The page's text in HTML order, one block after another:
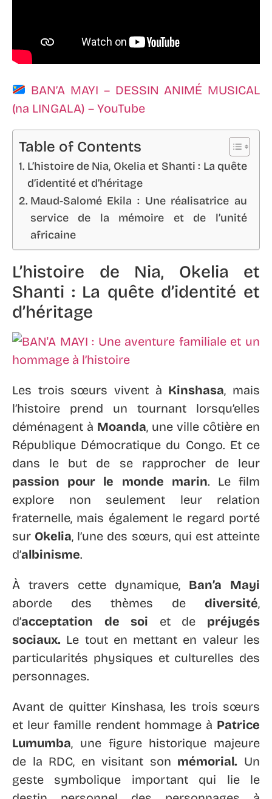
BAN’A MAYI – DESSIN ANIMÉ MUSICAL
(na LINGALA) – YouTube
Table of Contents
L’histoire de Nia, Okelia et Shanti : La quête
d’identité et d’héritage
Maud-Salomé Ekila : Une réalisatrice au
service de la mémoire et de l’unité
africaine
L’histoire de Nia, Okelia et
Shanti : La quête d’identité et
d’héritage
Les trois sœurs vivent à Kinshasa, mais
l’histoire prend un tournant lorsqu’elles
déménagent à Moanda, une ville côtière en
République Démocratique du Congo. Et ce
dans le but de se rapprocher de leur
passion pour le monde marin. Le film
explore non seulement leur relation
fraternelle, mais également le regard porté
sur Okelia, l’une des sœurs, qui est atteinte
d’albinisme.
À travers cette dynamique, Ban’a Mayi
aborde des thèmes de diversité,
d’acceptation de soi et de préjugés
sociaux. Le tout en mettant en valeur les
particularités physiques et culturelles des
personnages.
Avant de quitter Kinshasa, les trois sœurs
et leur famille rendent hommage à Patrice
Lumumba, une figure historique majeure
de la RDC, en visitant son mémorial. Un
geste symbolique important qui lie le